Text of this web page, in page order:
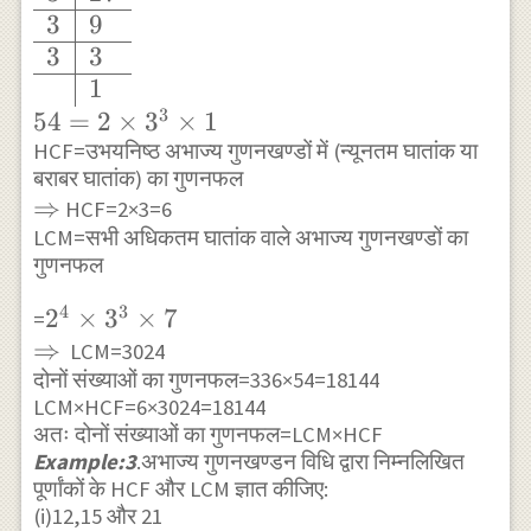
\end{array}
\\ 336=2^{4}
\times 3
\times 7
\times 1 \\
\begin{array}
{l|l} 2 & 54 \\
\hline 3 & 27
\\ \hline 3 &
9 \\ \hline 3
& 3 \\ \hline
& 1
\end{array}
\\ 54=2
\times 3^{3}
\times 1
3
3
9
3
1
54 = 2 × 33 × 1
HCF=उभयनिष्ठ अभाज्य गुणनखण्डों में (न्यूनतम घातांक या
बराबर घातांक) का गुणनफल
\Rightarrow
⇒ HCF=2×3=6
LCM=सभी अधिकतम घातांक वाले अभाज्य गुणनखण्डों का
गुणनफल
=2^{4}
\times
3^{3}
\times 7 \\
\Rightarrow
24 × 33 × 7
⇒ LCM=3024
दोनों संख्याओं का गुणनफल=336×54=18144
LCM×HCF=6×3024=18144
अतः दोनों संख्याओं का गुणनफल=LCM×HCF
Example:3.अभाज्य गुणनखण्डन विधि द्वारा निम्नलिखित
पूर्णांकों के HCF और LCM ज्ञात कीजिए:
(i)12,15 और 21